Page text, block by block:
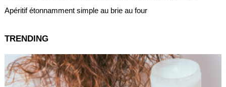
Apéritif étonnamment simple au brie au four
TRENDING